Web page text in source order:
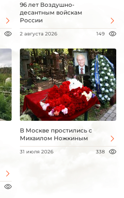
96 лет Воздушно-
десантным войскам
России
2 августа 2026 149
В Москве простились с
Михаилом Ножкиным
31 июля 2026 338